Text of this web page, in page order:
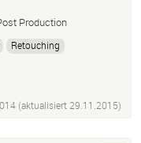
Production
Retouching
(aktualisiert29.11.2015)